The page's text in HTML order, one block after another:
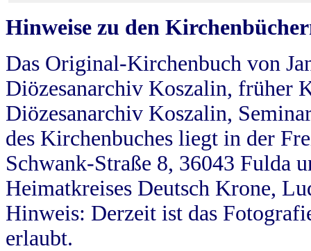
Hinweise zu den
Das Original-Kirchenbuch von
Diözesanarchiv Koszalin, früher
Diözesanarchiv Koszalin,
des Kirchenbuches liegt in der
Schwank-Straße 8, 36043 Fulda
Heimatkreises Deutsch Krone,
Hinweis: Derzeit ist das
erlaubt.